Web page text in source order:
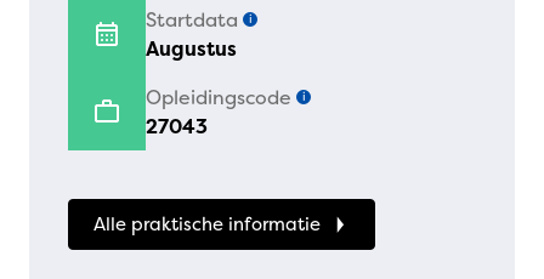
Startdata i
Augustus
Opleidingscode
i
27043
Alle praktische informatie